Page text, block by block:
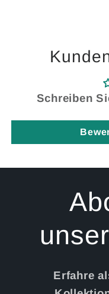
Schreiben
Erfahre